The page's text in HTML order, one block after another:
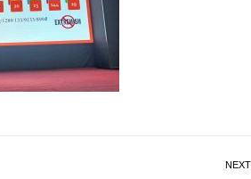
NEXT